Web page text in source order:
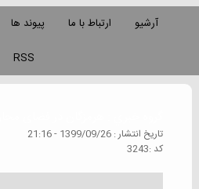
آرشیو ارتباط با ما پیوند ها
RSS
تاريخ انتشار : 1399/09/26 - 21:16
كد :3243